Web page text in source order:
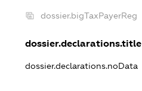
dossier.bigTaxPayerReg
dossier.declarations.title
dossier.declarations.noData